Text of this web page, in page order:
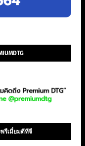
รีเมี่ยมดีทีจี